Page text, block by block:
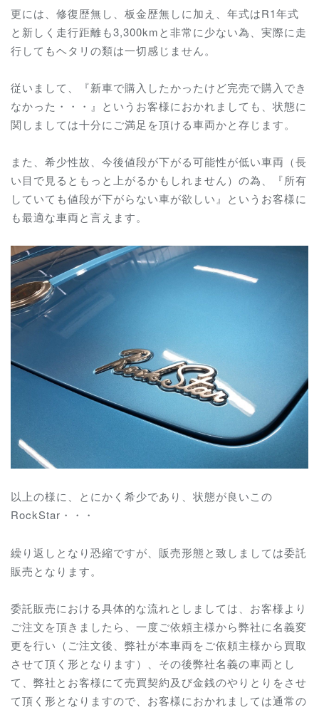
更には、修復歴無し、板金歴無しに加え、年式はR1年式
と新しく走行距離も3,300kmと非常に少ない為、実際に走
行してもヘタリの類は一切感じません。
従いまして、『新車で購入したかったけど完売で購入でき
なかった・・・』というお客様におかれましても、状態に
関しましては十分にご満足を頂ける車両かと存じます。
また、希少性故、今後値段が下がる可能性が低い車両（長
い目で見るともっと上がるかもしれません）の為、『所有
していても値段が下がらない車が欲しい』というお客様に
も最適な車両と言えます。
以上の様に、とにかく希少であり、状態が良いこの
RockStar・・・
繰り返しとなり恐縮ですが、販売形態と致しましては委託
販売となります。
委託販売における具体的な流れとしましては、お客様より
ご注文を頂きましたら、一度ご依頼主様から弊社に名義変
更を行い（ご注文後、弊社が本車両をご依頼主様から買取
させて頂く形となります）、その後弊社名義の車両とし
て、弊社とお客様にて売買契約及び金銭のやりとりをさせ
て頂く形となりますので、お客様におかれましては通常の